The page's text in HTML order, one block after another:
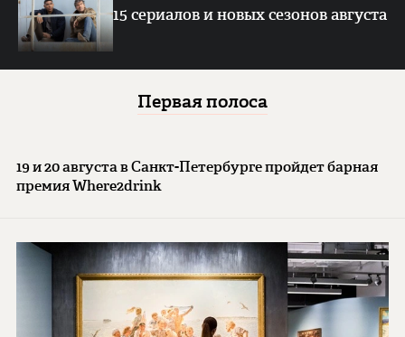
15 сериалов и новых сезонов августа
Первая полоса
19 и 20 августа в Санкт-Петербурге пройдет барная
премия Where2drink